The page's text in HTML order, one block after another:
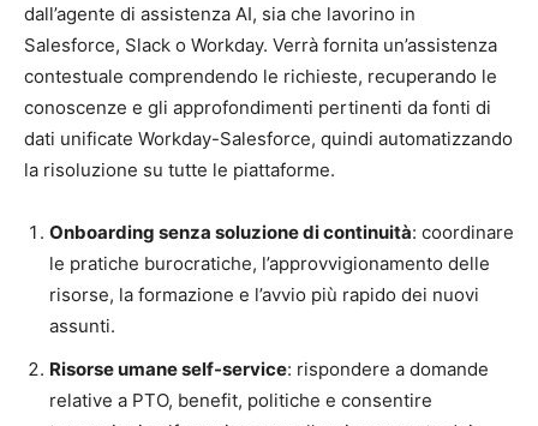
dall’agente di assistenza AI, sia che lavorino in
Salesforce, Slack o Workday. Verrà fornita un’assistenza
contestuale comprendendo le richieste, recuperando le
conoscenze e gli approfondimenti pertinenti da fonti di
dati unificate Workday-Salesforce, quindi automatizzando
la risoluzione su tutte le piattaforme.
Onboarding senza soluzione di continuità: coordinare
le pratiche burocratiche, l’approvvigionamento delle
risorse, la formazione e l’avvio più rapido dei nuovi
assunti.
Risorse umane self-service: rispondere a domande
relative a PTO, benefit, politiche e consentire